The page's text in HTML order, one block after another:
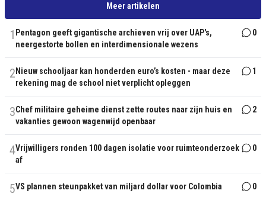
Meer artikelen
1 Pentagon geeft gigantische archieven vrij over UAP's,
neergestorte bollen en interdimensionale wezens
0
2 Nieuw schooljaar kan honderden euro’s kosten - maar deze
rekening mag de school niet verplicht opleggen
1
3Chef militaire geheime dienst zette routes naar zijn huis en
vakanties gewoon wagenwijd openbaar
2
4Vrijwilligers ronden 100 dagen isolatie voor ruimteonderzoek
af
0
5VS plannen steunpakket van miljard dollar voor Colombia 0